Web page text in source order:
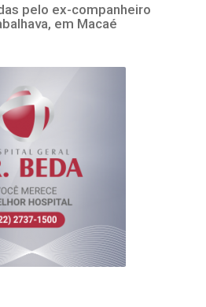
pelo ex-companheiro
em Macaé